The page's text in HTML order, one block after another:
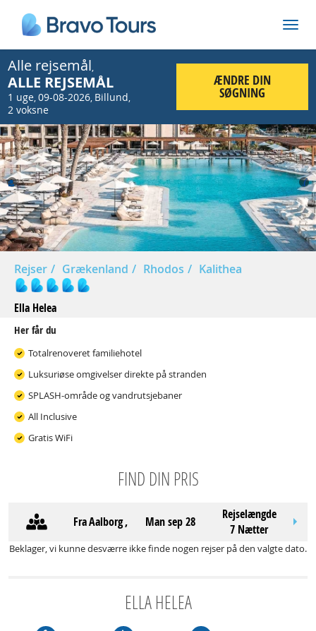
Alle rejsemål,
ALLE REJSEMÅL
1 uge,09-08-2026, Billund,
2 voksne
ÆNDRE DIN
SØGNING
Prev
Rejser Grækenland Rhodos Kalithea
Ella Helea
Her får du
Totalrenoveret familiehotel
Luksuriøse omgivelser direkte på stranden
SPLASH-område og vandrutsjebaner
All Inclusive
Gratis WiFi
FIND DIN PRIS
FraAalborg, man sep 28
Rejselængde
7 Nætter
Beklager, vi kunne desværre ikke finde nogen rejser på den valgte dato.
ELLA HELEA